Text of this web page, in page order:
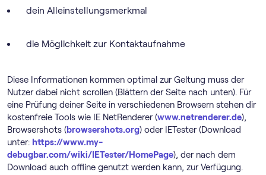
dein Alleinstellungsmerkmal
die Möglichkeit zur Kontaktaufnahme
Diese Informationen kommen optimal zur Geltung muss der
Nutzer dabei nicht scrollen (Blättern der Seite nach unten). Für
eine Prüfung deiner Seite in verschiedenen Browsern stehen dir
kostenfreie Tools wie IE NetRenderer (www.netrenderer.de),
Browsershots (browsershots.org) oder IETester (Download
unter: https://www.my-
debugbar.com/wiki/IETester/HomePage), der nach dem
Download auch offline genutzt werden kann, zur Verfügung.